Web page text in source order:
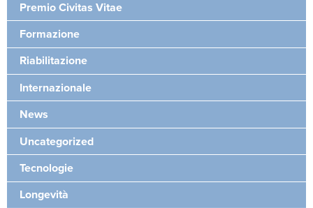
Premio Civitas Vitae
Formazione
Riabilitazione
Internazionale
News
Uncategorized
Tecnologie
Longevità